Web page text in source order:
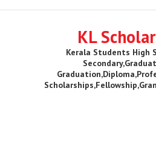
KL
Kerala Students High